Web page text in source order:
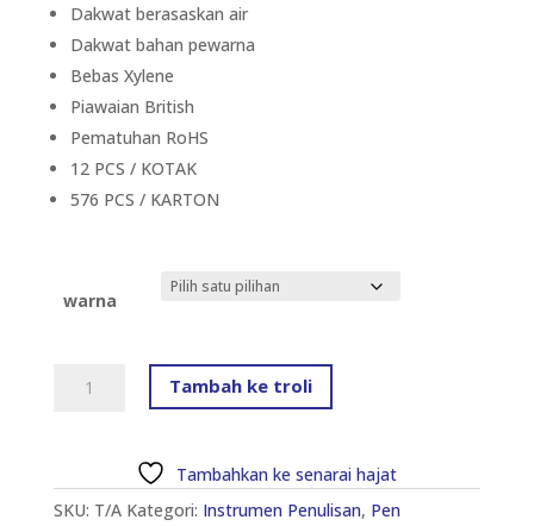
Dakwat berasaskan air
Dakwat bahan pewarna
Bebas Xylene
Piawaian British
Pematuhan RoHS
12 PCS / KOTAK
576 PCS / KARTON
warna
(F)
PEN
Tambah ke troli
Tambahkan ke senarai hajat
SKU: T/A Kategori: Instrumen Penulisan, Pen